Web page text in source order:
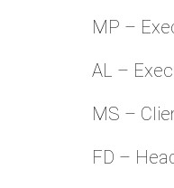
MP –
AL –
MS –
FD –